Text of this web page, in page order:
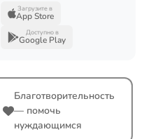
Загрузите в
App Store
Доступно в
Google Play
Благотворительность
— помочь
нуждающимся